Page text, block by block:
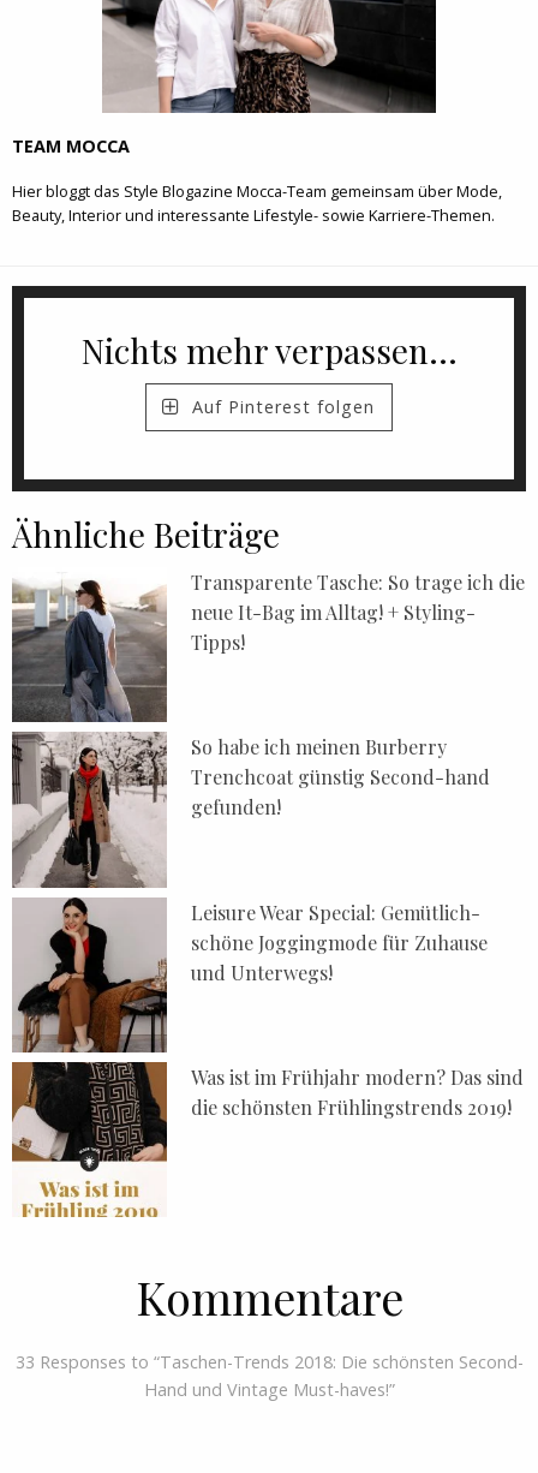
TEAM MOCCA
Hier bloggt das Style Blogazine Mocca-Team gemeinsam über Mode,
Beauty, Interior und interessante Lifestyle- sowie Karriere-Themen.
Nichts mehr verpassen...
Auf Pinterest folgen
Ähnliche Beiträge
Transparente Tasche: So trage ich die
neue It-Bag im Alltag! + Styling-
Tipps!
So habe ich meinen Burberry
Trenchcoat günstig Second-hand
gefunden!
Leisure Wear Special: Gemütlich-
schöne Joggingmode für Zuhause
und Unterwegs!
Was ist im Frühjahr modern? Das sind
die schönsten Frühlingstrends 2019!
Kommentare
33 Responses to “Taschen-Trends 2018: Die schönsten Second-
Hand und Vintage Must-haves!”